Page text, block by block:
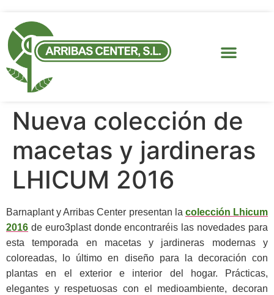
Nueva colección de
macetas y jardineras
LHICUM 2016
Barnaplant y Arribas Center presentan la colección Lhicum
2016 de euro3plast donde encontraréis las novedades para
esta temporada en macetas y jardineras modernas y
coloreadas, lo último en diseño para la decoración con
plantas en el exterior e interior del hogar. Prácticas,
elegantes y respetuosas con el medioambiente, decoran